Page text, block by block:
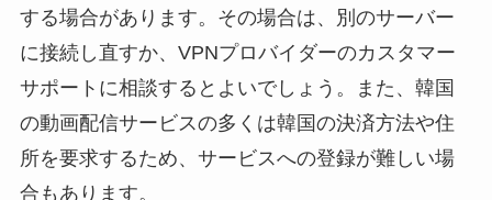
する場合があります。その場合は、別のサーバー
に接続し直すか、VPNプロバイダーのカスタマー
サポートに相談するとよいでしょう。また、韓国
の動画配信サービスの多くは韓国の決済方法や住
所を要求するため、サービスへの登録が難しい場
合もあります。